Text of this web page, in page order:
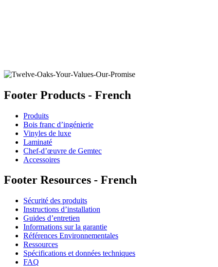
Footer Products - French
Produits
Bois franc d’ingénierie
Vinyles de luxe
Laminaté
Chef-d’œuvre de Gemtec
Accessoires
Footer Resources - French
Sécurité des produits
Instructions d’installation
Guides d’entretien
Informations sur la garantie
Références Environnementales
Ressources
Spécifications et données techniques
FAQ